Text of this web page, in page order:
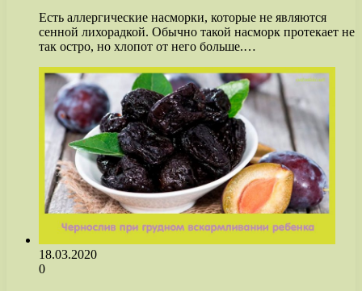
Есть аллергические насморки, которые не являются
сенной лихорадкой. Обычно такой насморк протекает не
так остро, но хлопот от него больше.…
18.03.2020
0